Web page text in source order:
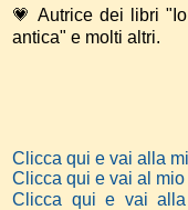
💗 Autrice dei libri
antica" e molti altri.
Clicca qui e vai alla
Clicca qui e vai al
Clicca qui e vai alla